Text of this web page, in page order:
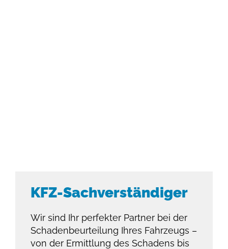
KFZ-Sach­verständiger
Wir sind Ihr perfekter Partner bei der
Schaden­beurteilung Ihres Fahrzeugs –
von der Ermittlung des Schadens bis